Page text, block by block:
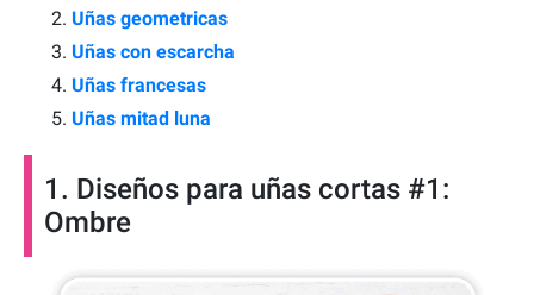
Uñas geometricas
Uñas con escarcha
Uñas francesas
Uñas mitad luna
1. Diseños para uñas cortas #1:
Ombre